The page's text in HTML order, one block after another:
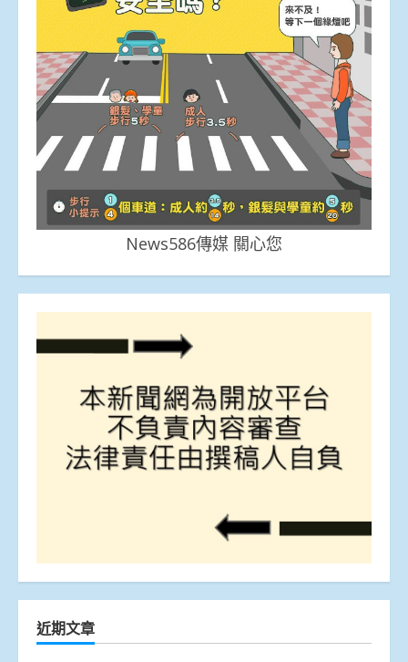
News586傳媒 關心您
近期文章